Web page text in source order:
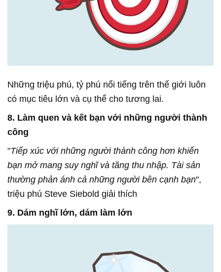
Những triệu phú, tỷ phú nổi tiếng trên thế giới luôn
có mục tiêu lớn và cụ thể cho tương lai.
8. Làm quen và kết bạn với những người thành
công
"Tiếp xúc với những người thành công hơn khiến
bạn mở mang suy nghĩ và tăng thu nhập. Tài sản
thường phản ánh cả những người bên cạnh bạn",
triệu phú Steve Siebold giải thích
9. Dám nghĩ lớn, dám làm lớn